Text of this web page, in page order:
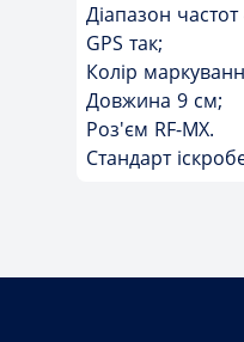
Діапазон
GPS так;
Колір
Довжина 9 см;
Роз'єм RF-MX.
Стандарт